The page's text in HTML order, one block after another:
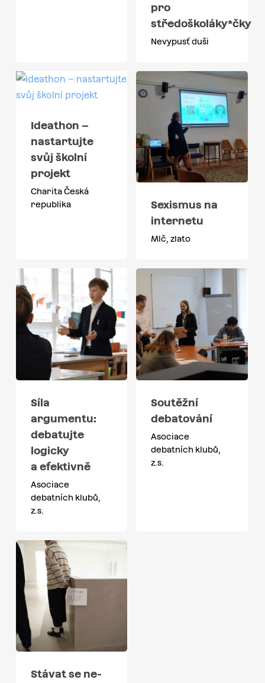
pro
středoškoláky*čky
Nevypusť duši
Ideathon –
nastartujte
svůj školní
projekt
Charita Česká
republika
Sexismus na
internetu
Mlč, zlato
Síla
argumentu:
debatujte
logicky
a efektivně
Asociace
debatních klubů,
z.s.
Soutěžní
debatování
Asociace
debatních klubů,
z.s.
Stávat se ne-